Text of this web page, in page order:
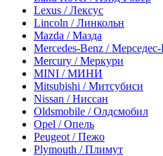
Lexus / Лексус
Lincoln / Линкольн
Mazda / Мазда
Mercedes-Benz /
Mercury / Меркури
MINI / МИНИ
Mitsubishi / Митсубиси
Nissan / Ниссан
Oldsmobile / Олдсмобил
Opel / Опель
Peugeot / Пежо
Plymouth / Плимут